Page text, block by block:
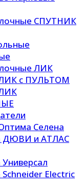
СПУТНИК
ЛИК
ЛИК с ПУЛЬТОМ
Селена
ДЮВИ и АТЛАС
Electric